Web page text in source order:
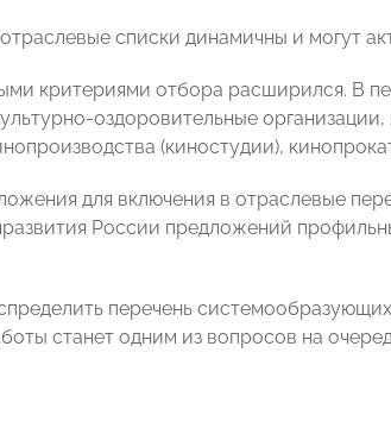
списки динамичны и могут
критериями отбора расширился. В
оздоровительные
(киностудии),
для включения в отраслевые
России предложений
перечень
станет одним из вопросов на